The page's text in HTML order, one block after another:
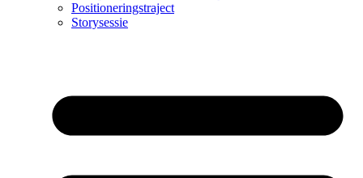
Positioneringstraject
Storysessie